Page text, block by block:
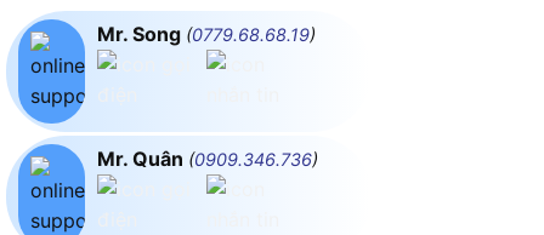
Mr. Song (0779.68.68.19)
Mr. Quân (0909.346.736)